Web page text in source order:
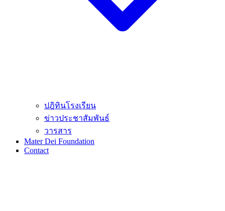
ปฎิทินโรงเรียน
ข่าวประชาสัมพันธ์
วารสาร
Mater Dei Foundation
Contact